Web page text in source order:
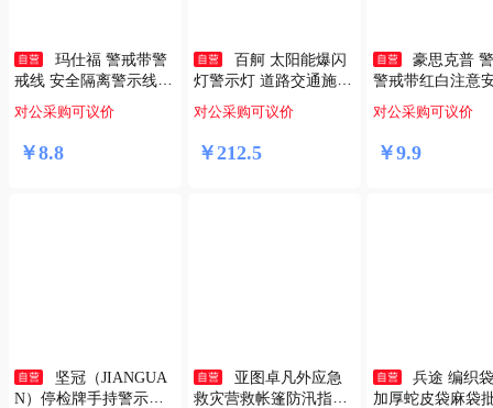
￥8.8
玛仕福 警戒带警
戒线 安全隔离警示线交
通应急救援警告分割带
红白注意安全100米
对公采购可议价
￥212.5
百舸 太阳能爆闪
灯警示灯 道路交通施工
路障灯 夜间高速公路频
闪LED信号指示灯 铝合
金四灯双面分体款
对公采购可议价
￥9.9
豪思克普
警戒带红白注意
米卷装施工安全
隔离带PP新料
对公采购可议价
坚冠（JIANGUA
N）停检牌手持警示停
亚图卓凡外应急
救灾营救帐篷防汛指挥
兵途 编织
加厚蛇皮袋麻袋